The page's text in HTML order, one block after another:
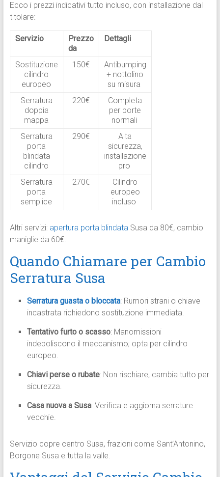
Ecco i prezzi indicativi tutto incluso, con installazione dal
titolare:
Servizio
Prezzo
da
Dettagli
Sostituzione
cilindro
europeo
150€
Antibumping
+ nottolino
su misura
Serratura
doppia
mappa
220€
Completa
per porte
normali
Serratura
porta
blindata
cilindro
290€
Alta
sicurezza,
installazione
pro
Serratura
porta
semplice
270€
Cilindro
europeo
incluso
Altri servizi:apertura porta blindataSusa da 80€, cambio
maniglie da 60€.
Quando Chiamare per Cambio
Serratura Susa
Serratura guasta o bloccata: Rumori strani o chiave
incastrata richiedono sostituzione immediata.
Tentativo furto o scasso: Manomissioni
indeboliscono il meccanismo; opta per cilindro
europeo.
Chiavi perse o rubate: Non rischiare, cambia tutto per
sicurezza.
Casa nuova a Susa: Verifica e aggiorna serrature
vecchie.
Servizio copre centro Susa, frazioni come Sant’Antonino,
Borgone Susa e tutta la valle.